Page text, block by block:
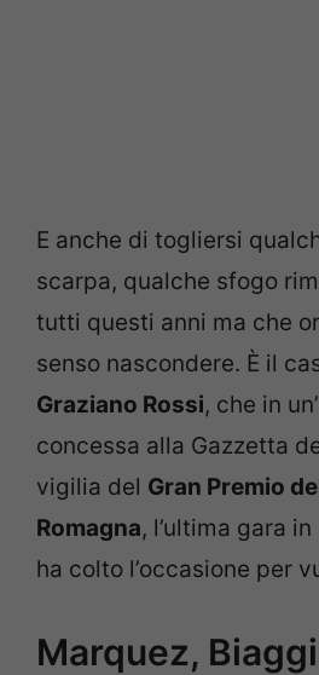
E anche di togliersi
scarpa, qualche sfogo
tutti questi anni ma che
senso nascondere. È il
Graziano Rossi, che in
concessa alla Gazzetta
vigilia del Gran Premio
Romagna, l’ultima gara
ha colto l’occasione per
Marquez,